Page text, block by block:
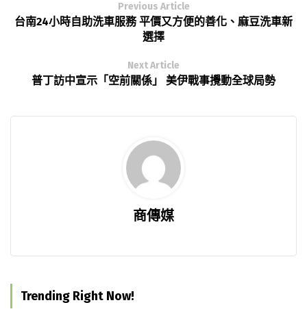
Previous Article
台南24小時自助洗車服務 平價又方便的善化、麻豆洗車新
選擇
Next Article
普丁訪中宣示「空前關係」 美伊戰事攪動全球局勢
商傳媒
Trending Right Now!